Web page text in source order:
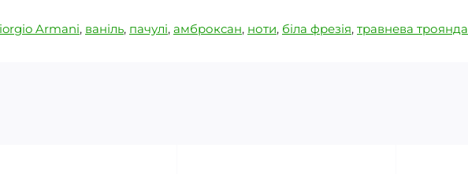
Armani, ваніль, пачулі, амброксан, ноти, біла фрезія, травнева троянда